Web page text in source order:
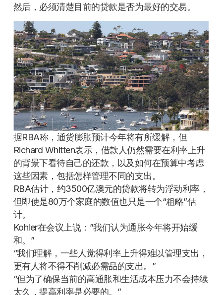
然后，必须清楚目前的贷款是否为最好的交易。
据RBA称，通货膨胀预计今年将有所缓解，但
Richard Whitten表示，借款人仍然需要在利率上升
的背景下看待自己的还款，以及如何在预算中考虑
这些因素，包括怎样管理不同的支出。
RBA估计，约3500亿澳元的贷款将转为浮动利率，
但即使是80万个家庭的数值也只是一个“粗略”估
计。
Kohler在会议上说：”我们认为通胀今年将开始缓
和。”
“我们理解，一些人觉得利率上升得难以管理支出，
更有人将不得不削减必需品的支出。”
“但为了确保当前的高通胀和生活成本压力不会持续
太久，提高利率是必要的。”